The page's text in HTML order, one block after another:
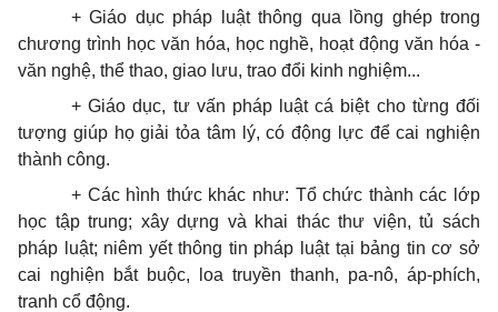
+ Giáo dục pháp luật thông qua lồng ghép trong
chương trình học văn hóa, học nghề, hoạt động văn hóa -
văn nghệ, thể thao, giao lưu, trao đổi kinh nghiệm...
+ Giáo dục, tư vấn pháp luật cá biệt cho từng đối
tượng giúp họ giải tỏa tâm lý, có động lực để cai nghiện
thành công.
+ Các hình thức khác như: Tổ chức thành các lớp
học tập trung; xây dựng và khai thác thư viện, tủ sách
pháp luật; niêm yết thông tin pháp luật tại bảng tin cơ sở
cai nghiện bắt buộc, loa truyền thanh, pa-nô, áp-phích,
tranh cổ động.